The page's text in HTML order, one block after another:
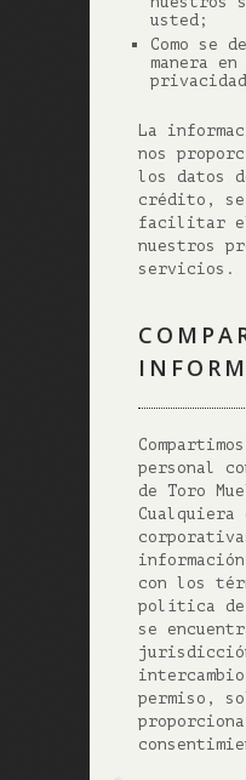
usted;
Como se
manera
La
nos
los datos
crédito,
facilitar el
nuestros
servicios.
personal
de Toro
con los
política
se
permiso,